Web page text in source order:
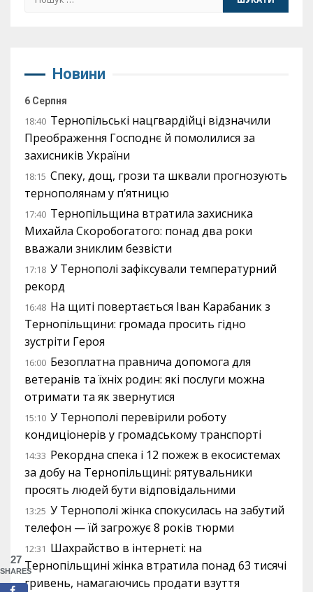
Новини
6 Серпня
18:40 Тернопільські нацгвардійці відзначили
Преображення Господнє й помолилися за
захисників України
18:15 Спеку, дощ, грози та шквали прогнозують
тернополянам у п’ятницю
17:40 Тернопільщина втратила захисника
Михайла Скоробогатого: понад два роки
вважали зниклим безвісти
17:18 У Тернополі зафіксували температурний
рекорд
16:48 На щиті повертається Іван Карабаник з
Тернопільщини: громада просить гідно
зустріти Героя
16:00 Безоплатна правнича допомога для
ветеранів та їхніх родин: які послуги можна
отримати та як звернутися
15:10 У Тернополі перевірили роботу
кондиціонерів у громадському транспорті
14:33 Рекордна спека і 12 пожеж в екосистемах
за добу на Тернопільщині: рятувальники
просять людей бути відповідальними
13:25 У Тернополі жінка спокусилась на забутий
телефон — їй загрожує 8 років тюрми
12:31 Шахрайство в інтернеті: на
Тернопільщині жінка втратила понад 63 тисячі
гривень, намагаючись продати взуття
27
SHARES